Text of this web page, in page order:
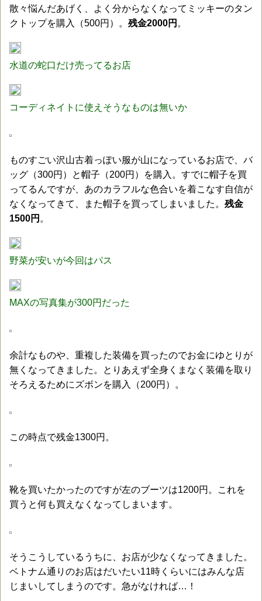
散々悩んだあげく、よく分からなくなってミッキーのタン
クトップを購入（500円）。 残金2000円 。
水道の蛇口だけ売ってるお店
コーディネイトに使えそうなものは無いか
ものすごい沢山古着っぽい服が山になっているお店で、バ
ッグ（300円）と帽子（200円）を購入。すでに帽子を買
ってるんですが、あのカラフルな色合いを着こなす自信が
なくなってきて、また帽子を買ってしまいました。 残金
1500円 。
野菜が安いが今回はパス
MAXの写真集が300円だった
余計なものや、重複した装備を買ったのでお金にゆとりが
無くなってきました。とりあえず全身くまなく装備を取り
そろえるためにズボンを購入（200円）。
この時点で残金1300円。
靴を買いたかったのですが左のブーツは1200円。これを
買うと何も買えなくなってしまいます。
そうこうしているうちに、お店が少なくなってきました。
ベトナム通りのお店はだいたい11時くらいにはみんな店
じまいしてしまうのです。急がなければ…！